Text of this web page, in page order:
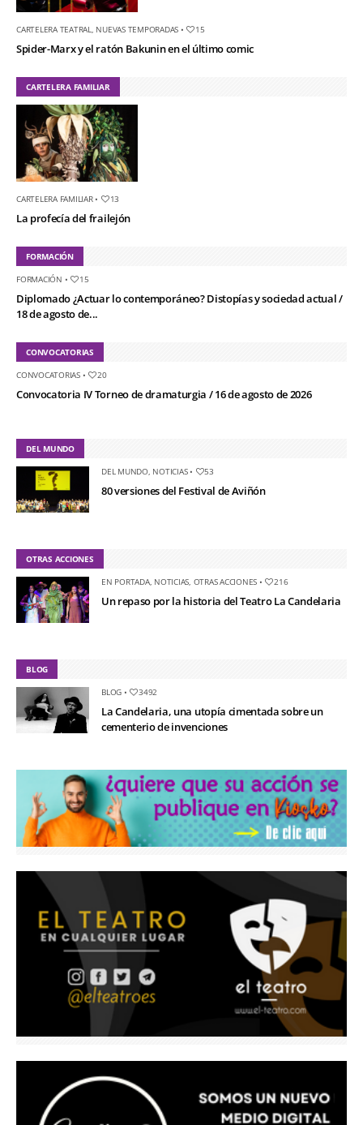
CARTELERA TEATRAL NUEVAS TEMPORADAS • 15
Spider-Marx y el ratón Bakunin en el último comic
CARTELERA FAMILIAR
CARTELERA FAMILIAR• 13
La profecía del frailejón
FORMACIÓN
FORMACIÓN • 15
Diplomado ¿Actuar lo contemporáneo? Distopías y sociedad actual /
18 de agosto de...
CONVOCATORIAS
CONVOCATORIAS• 20
Convocatoria IV Torneo de dramaturgia / 16 de agosto de 2026
DEL MUNDO
DEL MUNDO, NOTICIAS• 53
80 versiones del Festival de Aviñón
OTRAS ACCIONES
EN PORTADA, NOTICIAS OTRAS ACCIONES • 216
Un repaso por la historia del Teatro La Candelaria
BLOG
BLOG • 3492
La Candelaria, una utopía cimentada sobre un
cementerio de invenciones